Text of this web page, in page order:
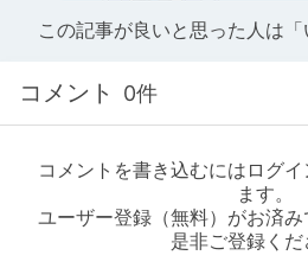
この記事が良いと思った人は「
コメント 0件
コメントを書き込むにはログ
ます。
ユーザー登録（無料）がお済
是非ご登録くだ